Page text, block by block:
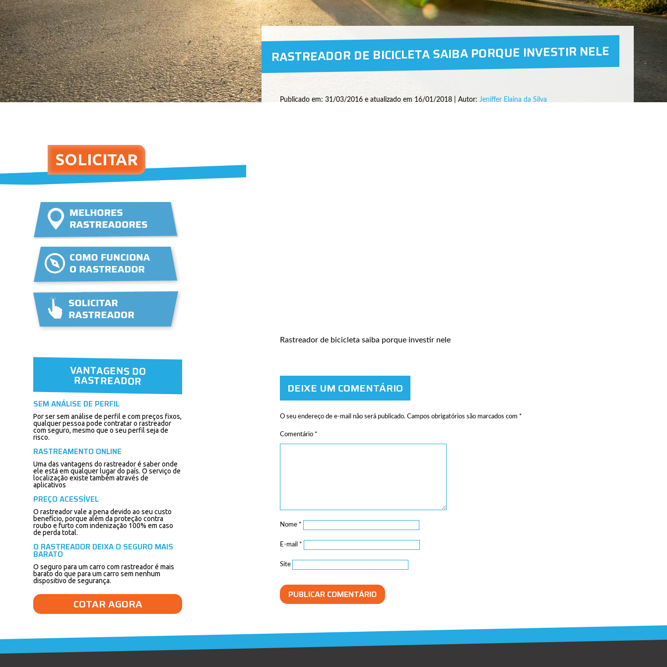
RASTREADOR DE BICICLETA SAIBA PORQUE INVESTIR NELE
Publicado em: 31/03/2016 e atualizado em 16/01/2018 | Autor: Jeniffer Elaina da Silva
Rastreador de bicicleta saiba porque investir nele
VANTAGENS DO
RASTREADOR
SEM ANÁLISE DE PERFIL
Por ser sem análise de perfil e com preços fixos,
qualquer pessoa pode contratar o rastreador
com seguro, mesmo que o seu perfil seja de
risco.
RASTREAMENTO ONLINE
Uma das vantagens do rastreador é saber onde
ele está em qualquer lugar do país. O serviço de
localização existe também através de
aplicativos
PREÇO ACESSÍVEL
O rastreador vale a pena devido ao seu custo
benefício, porque além da proteção contra
roubo e furto com indenização 100% em caso
de perda total.
O RASTREADOR DEIXA O SEGURO MAIS
BARATO
O seguro para um carro com rastreador é mais
barato do que para um carro sem nenhum
dispositivo de segurança.
COTAR AGORA
DEIXE UM COMENTÁRIO
O seu endereço de e-mail não será publicado. Campos obrigatórios são marcados com *
Comentário *
Nome *
E-mail *
Site